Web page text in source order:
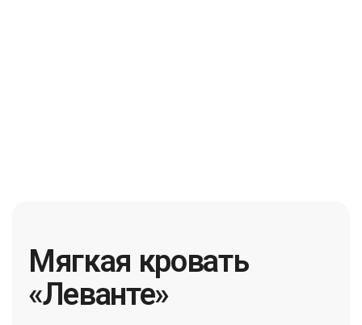
Мягкая кровать
«Леванте»